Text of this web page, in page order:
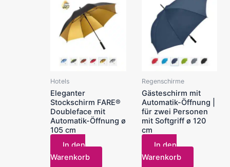
Hotels
Eleganter
Stockschirm FARE®
Doubleface mit
Automatik-Öffnung ø
105 cm
In den
Warenkorb
Regenschirme
Gästeschirm mit
Automatik-Öffnung |
für zwei Personen
mit Softgriff ø 120
cm
In den
Warenkorb